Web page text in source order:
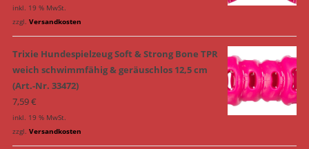
inkl. 19 % MwSt.
zzgl. Versandkosten
Trixie Hundespielzeug Soft & Strong Bone TPR
weich schwimmfähig & geräuschlos 12,5 cm
(Art.-Nr. 33472)
7,59€
inkl. 19 % MwSt.
zzgl. Versandkosten